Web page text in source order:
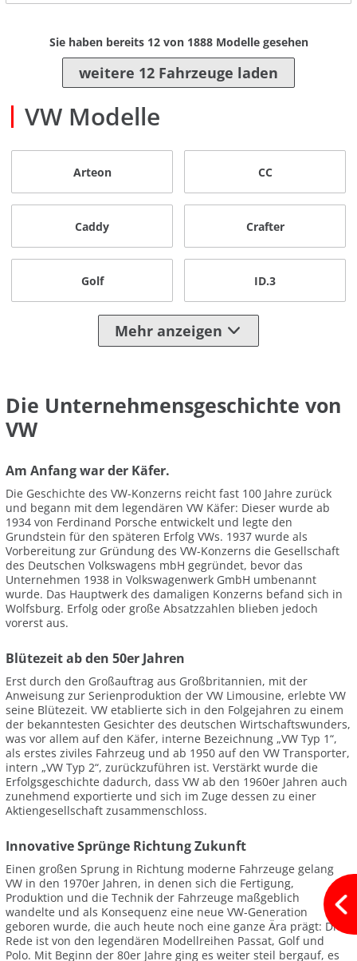
Sie haben bereits 12von 1888Modelle gesehen
weitere 12 Fahrzeuge laden
VW Modelle
Arteon CC
Caddy Crafter
Golf ID.3
Mehr anzeigen
Die Unternehmensgeschichte von
VW
Am Anfang war der Käfer.
Die Geschichte des VW-Konzerns reicht fast 100 Jahre zurück
und begann mit dem legendären VW Käfer: Dieser wurde ab
1934 von Ferdinand Porsche entwickelt und legte den
Grundstein für den späteren Erfolg VWs. 1937 wurde als
Vorbereitung zur Gründung des VW-Konzerns die Gesellschaft
des Deutschen Volkswagens mbH gegründet, bevor das
Unternehmen 1938 in Volkswagenwerk GmbH umbenannt
wurde. Das Hauptwerk des damaligen Konzerns befand sich in
Wolfsburg. Erfolg oder große Absatzzahlen blieben jedoch
vorerst aus.
Blütezeit ab den 50er Jahren
Erst durch den Großauftrag aus Großbritannien, mit der
Anweisung zur Serienproduktion der VW Limousine, erlebte VW
seine Blütezeit. VW etablierte sich in den Folgejahren zu einem
der bekanntesten Gesichter des deutschen Wirtschaftswunders,
was vor allem auf den Käfer, interne Bezeichnung „VW Typ 1“,
als erstes ziviles Fahrzeug und ab 1950 auf den VW Transporter,
intern „VW Typ 2“, zurückzuführen ist. Verstärkt wurde die
Erfolgsgeschichte dadurch, dass VW ab den 1960er Jahren auch
zunehmend exportierte und sich im Zuge dessen zu einer
Aktiengesellschaft zusammenschloss.
Innovative Sprünge Richtung Zukunft
Einen großen Sprung in Richtung moderne Fahrzeuge gelang
VW in den 1970er Jahren, in denen sich die Fertigung,
Produktion und die Technik der Fahrzeuge maßgeblich
wandelte und als Konsequenz eine neue VW-Generation
geboren wurde, die auch heute noch eine ganze Ära prägt: Die
Rede ist von den legendären Modellreihen Passat, Golf und
Polo. Mit Beginn der 80er Jahre ging es weiter steil bergauf, es